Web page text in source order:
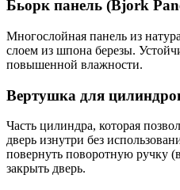
Бьорк панель (Bjork
Многослойная панель из
слоем из шпона березы.
повышенной влажности.
Вертушка для
Часть цилиндра, которая
дверь изнутри без
повернуть поворотную ручку
закрыть дверь.